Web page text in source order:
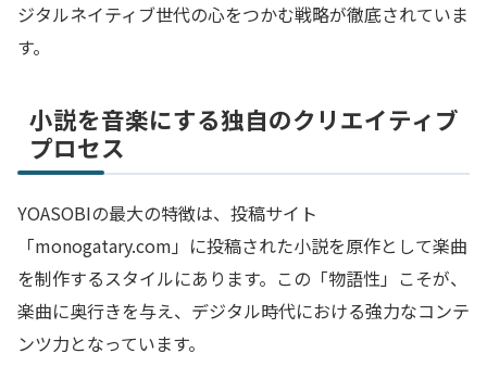
ジタルネイティブ世代の心をつかむ戦略が徹底されていま
す。
小説を音楽にする独自のクリエイティブ
プロセス
YOASOBIの最大の特徴は、投稿サイト
「monogatary.com」に投稿された小説を原作として楽曲
を制作するスタイルにあります。この「物語性」こそが、
楽曲に奥行きを与え、デジタル時代における強力なコンテ
ンツ力となっています。